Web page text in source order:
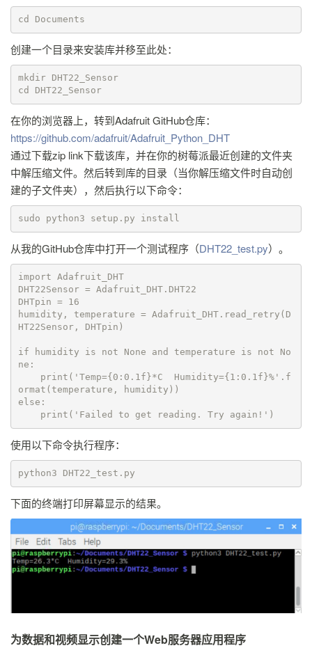
cd Documents
创建一个目录来安装库并移至此处：
mkdir DHT22_Sensor
cd DHT22_Sensor
在你的浏览器上，转到Adafruit GitHub仓库：
https://github.com/adafruit/Adafruit_Python_DHT
通过下载zip link下载该库，并在你的树莓派最近创建的文件夹
中解压缩文件。然后转到库的目录（当你解压缩文件时自动创
建的子文件夹），然后执行以下命令：
sudo python3 setup.py install
从我的GitHub仓库中打开一个测试程序（DHT22_test.py）。
import Adafruit_DHT
DHT22Sensor = Adafruit_DHT.DHT22
DHTpin = 16
humidity, temperature = Adafruit_DHT.read_retry(D
HT22Sensor, DHTpin)
if humidity is not None and temperature is not No
ne:
ormat(temperature, humidity))
else:
    print('Failed to get reading. Try again!')
使用以下命令执行程序：
python3 DHT22_test.py
下面的终端打印屏幕显示的结果。
为数据和视频显示创建一个Web服务器应用程序